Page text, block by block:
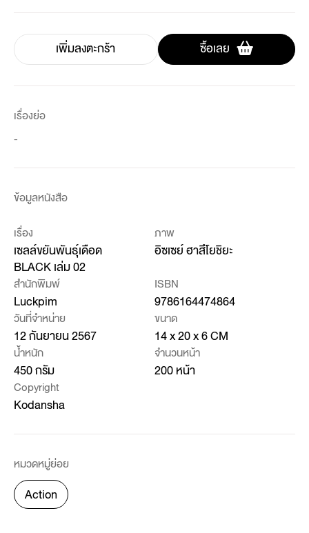
เพิ่มลงตะกร้า ซื้อเลย
เรื่องย่อ
-
ข้อมูลหนังสือ
เรื่อง
เซลล์ขยันพันธุ์เดือด
BLACK เล่ม 02
ภาพ
อิซเซย์ ฮาสึโยชิยะ
สำนักพิมพ์
Luckpim
ISBN
9786164474864
วันที่จำหน่าย
12 กันยายน 2567
ขนาด
14 x 20 x 6 CM
น้ำหนัก
450 กรัม
จำนวนหน้า
200 หน้า
Copyright
Kodansha
หมวดหมู่ย่อย
Action